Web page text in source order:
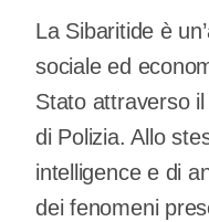
La Sibaritide è
sociale ed
Stato attraverso
di Polizia. Allo
intelligence e di
dei fenomeni